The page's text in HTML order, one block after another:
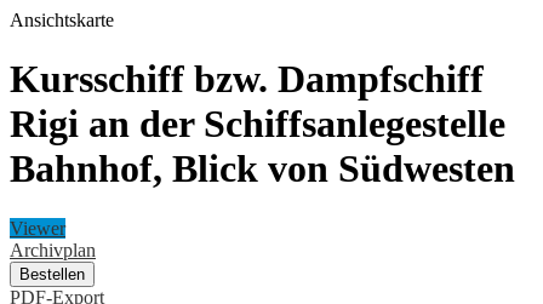
Ansichtskarte
Kursschiff bzw. Dampfschiff
Rigi an der Schiffsanlegestelle
Bahnhof, Blick von Südwesten
Viewer
Archivplan
Bestellen
PDF-Export